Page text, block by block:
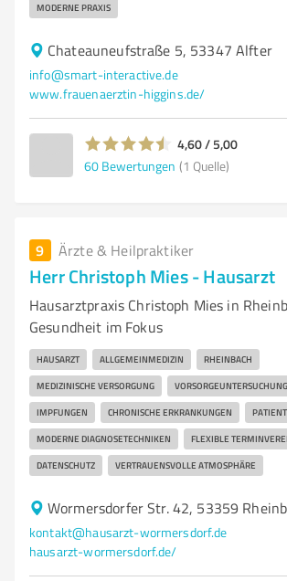
MODERNE PRAXIS
Chateauneufstraße 5, 53347 Alfter
info@smart-interactive.de
www.frauenaerztin-higgins.de/
4,60 / 5,00
60 Bewertungen (1 Quelle)
9 Ärzte & Heilpraktiker
Herr Christoph Mies - Hausarzt
Hausarztpraxis Christoph Mies in
Gesundheit im Fokus
HAUSARZT ALLGEMEINMEDIZIN RHEINBACH
MEDIZINISCHE VERSORGUNG
IMPFUNGEN CHRONISCHE ERKRANKUNGEN
MODERNE DIAGNOSETECHNIKEN FLEXIBLE
DATENSCHUTZ VERTRAUENSVOLLE ATMOSPHÄRE
Wormersdorfer Str. 42, 53359
kontakt@hausarzt-wormersdorf.de
hausarzt-wormersdorf.de/